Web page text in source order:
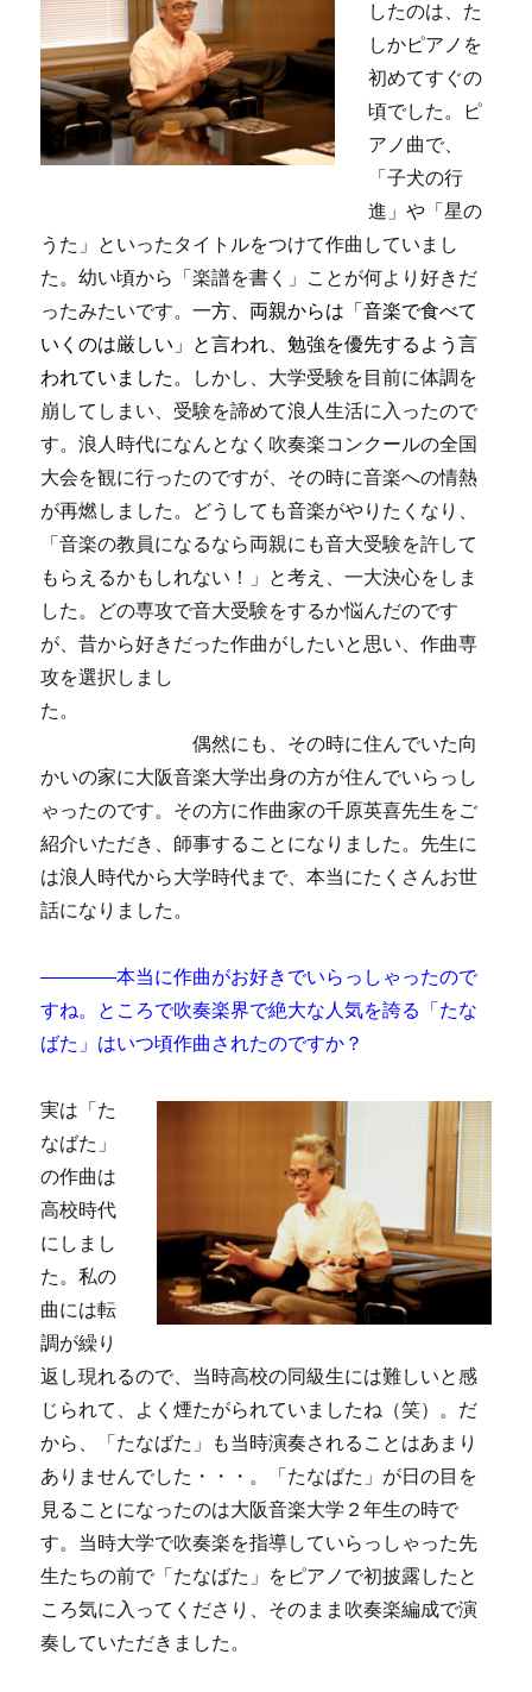
したのは、た
しかピアノを
初めてすぐの
頃でした。ピ
アノ曲で、
「子犬の行
進」や「星の
うた」といったタイトルをつけて作曲していまし
た。幼い頃から「楽譜を書く」ことが何より好きだ
ったみたいです。一方、両親からは「音楽で食べて
いくのは厳しい」と言われ、勉強を優先するよう言
われていました。
しかし、大学受験を目前に体調を
崩してしまい、受験を諦めて浪人生活に入ったので
す。浪人時代になんとなく吹奏楽コンクールの全国
大会を観に行ったのですが、その時に音楽への情熱
が再燃しました。どうしても音楽がやりたくなり、
「音楽の教員になるなら両親にも音大受験を許して
もらえるかもしれない！」と考え、一大決心をしま
した。どの専攻で音大受験をするか悩んだのです
が、昔から好きだった作曲がしたいと思い、作曲専
攻を選択しまし
た。
偶然にも、その時に住んでいた向
かいの家に大阪音楽大学出身の方が住んでいらっし
ゃったのです。その方に作曲家の千原英喜先生をご
紹介いただき、師事することになりました。先生に
は浪人時代から大学時代まで、本当にたくさんお世
話になりました。
――――本当に作曲がお好きでいらっしゃったので
すね。ところで吹奏楽界で絶大な人気を誇る「たな
ばた」はいつ頃作曲されたのですか？
実は「た
なばた」
の作曲は
高校時代
にしまし
た。私の
曲には転
調が繰り
返し現れるので、当時高校の同級生には難しいと感
じられて、よく煙たがられていましたね（笑）。だ
から、「たなばた」も当時演奏されることはあまり
ありませんでした・・・。「たなばた」が日の目を
見ることになったのは大阪音楽大学２年生の時で
す。当時大学で吹奏楽を指導していらっしゃった先
生たちの前で「たなばた」をピアノで初披露したと
ころ気に入ってくださり、そのまま吹奏楽編成で演
奏していただきました。